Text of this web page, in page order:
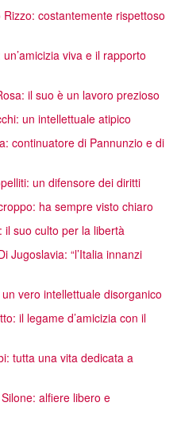
costantemente rispettoso
viva e il rapporto
il suo è un lavoro prezioso
un intellettuale atipico
continuatore di Pannunzio e di
un difensore dei diritti
ha sempre visto chiaro
il suo culto per la libertà
Jugoslavia: “l’Italia innanzi
vero intellettuale disorganico
il legame d’amicizia con il
tutta una vita dedicata a
alfiere libero e